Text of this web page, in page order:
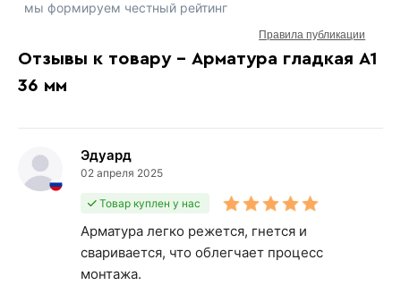
Отзывы к товару - Арматура гладкая А1
36 мм
Эдуард
02 апреля 2025
Товар куплен у нас
Арматура легко режется, гнется и
сваривается, что облегчает процесс
монтажа.
мы формируем честный рейтинг
Правила публикации